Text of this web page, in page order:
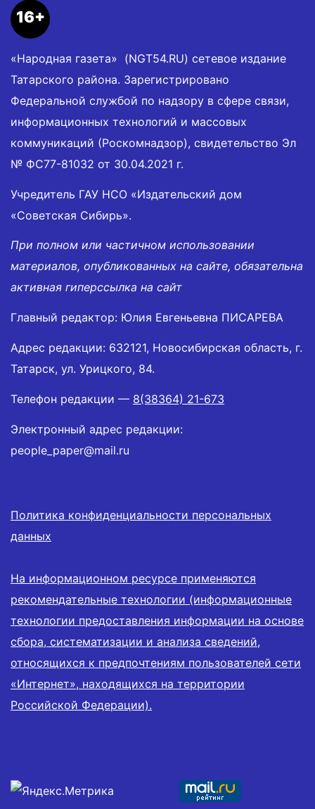
16+
«Народная газета» (NGT54.RU) сетевое издание
Татарского района. Зарегистрировано
Федеральной службой по надзору в сфере связи,
информационных технологий и массовых
коммуникаций (Роскомнадзор), свидетельство Эл
№ ФС77-81032 от 30.04.2021 г.
Учредитель ГАУ НСО «Издательский дом
«Советская Сибирь».
При полном или частичном использовании
материалов, опубликованных на сайте, обязательна
активная гиперссылка на сайт
Главный редактор: Юлия Евгеньевна ПИСАРЕВА
Адрес редакции: 632121, Новосибирская область, г.
Татарск, ул. Урицкого, 84.
Телефон редакции — 8(38364) 21-673
Электронный адрес редакции:
people_paper@mail.ru
Политика конфиденциальности персональных
данных
На информационном ресурсе применяются
рекомендательные технологии (информационные
технологии предоставления информации на основе
сбора, систематизации и анализа сведений,
относящихся к предпочтениям пользователей сети
«Интернет», находящихся на территории
Российской Федерации).